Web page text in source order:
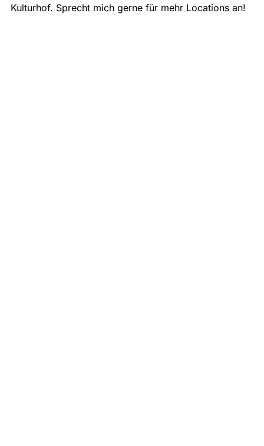
Kulturhof. Sprecht mich gerne für mehr Locations an!